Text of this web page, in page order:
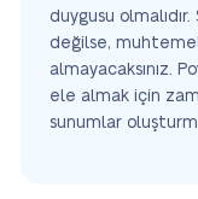
duygusu
değilse,
almayacaksınız.
ele almak için
sunumlar